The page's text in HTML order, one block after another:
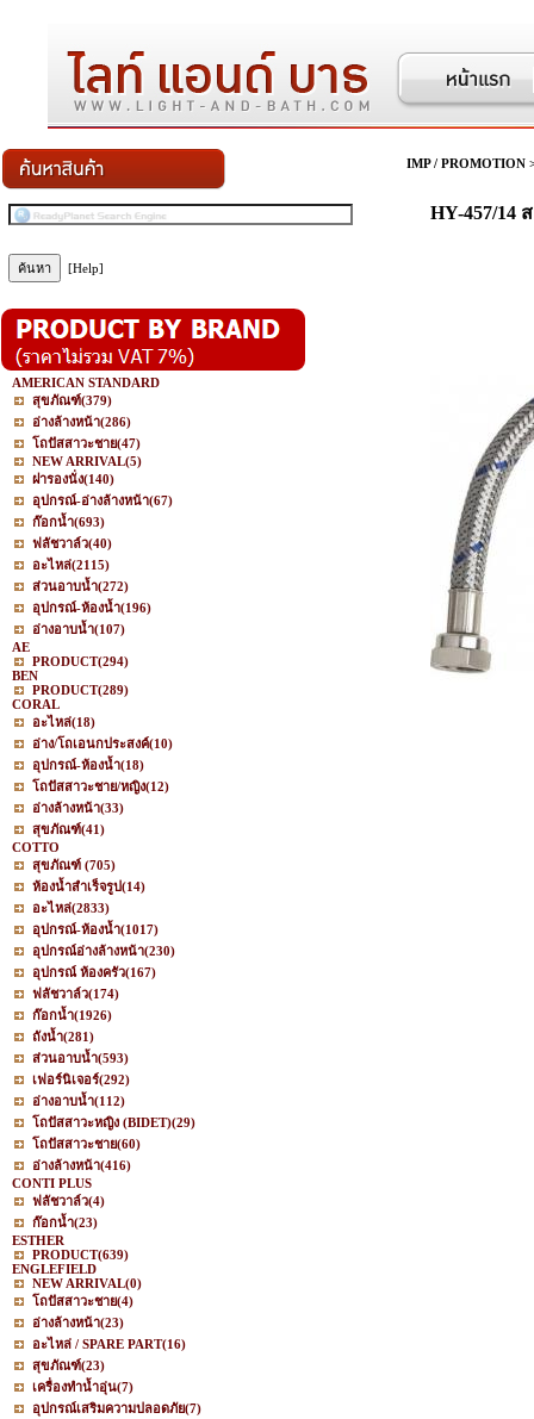
[Help]
AMERICAN STANDARD
สุขภัณฑ์(379)
อ่างล้างหน้า(286)
โถปัสสาวะชาย(47)
NEW ARRIVAL(5)
ฝารองนั่ง(140)
อุปกรณ์-อ่างล้างหน้า(67)
ก๊อกน้ำ(693)
ฟลัชวาล์ว(40)
อะไหล่(2115)
ส่วนอาบน้ำ(272)
อุปกรณ์-ห้องน้ำ(196)
อ่างอาบน้ำ(107)
AE
PRODUCT(294)
BEN
PRODUCT(289)
CORAL
อะไหล่(18)
อ่าง/โถเอนกประสงค์(10)
อุปกรณ์-ห้องน้ำ(18)
โถปัสสาวะชาย/หญิง(12)
อ่างล้างหน้า(33)
สุขภัณฑ์(41)
COTTO
สุขภัณฑ์ (705)
ห้องน้ำสำเร็จรูป(14)
อะไหล่(2833)
อุปกรณ์-ห้องน้ำ(1017)
อุปกรณ์อ่างล้างหน้า(230)
อุปกรณ์ ห้องครัว(167)
ฟลัชวาล์ว(174)
ก๊อกน้ำ(1926)
ถังน้ำ(281)
ส่วนอาบน้ำ(593)
เฟอร์นิเจอร์(292)
อ่างอาบน้ำ(112)
โถปัสสาวะหญิง (BIDET)(29)
โถปัสสาวะชาย(60)
อ่างล้างหน้า(416)
CONTI PLUS
ฟลัชวาล์ว(4)
ก๊อกน้ำ(23)
ESTHER
PRODUCT(639)
ENGLEFIELD
NEW ARRIVAL(0)
โถปัสสาวะชาย(4)
อ่างล้างหน้า(23)
อะไหล่ / SPARE PART(16)
สุขภัณฑ์(23)
เครื่องทำน้ำอุ่น(7)
อุปกรณ์เสริมความปลอดภัย(7)
IMP / PROMOTION
HY-457/14